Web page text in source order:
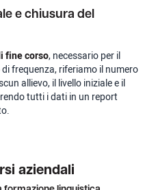
e chiusura del
fine corso, necessario per il
frequenza, riferiamo il numero
allievo, il livello iniziale e il
tutti i dati in un report
aziendali